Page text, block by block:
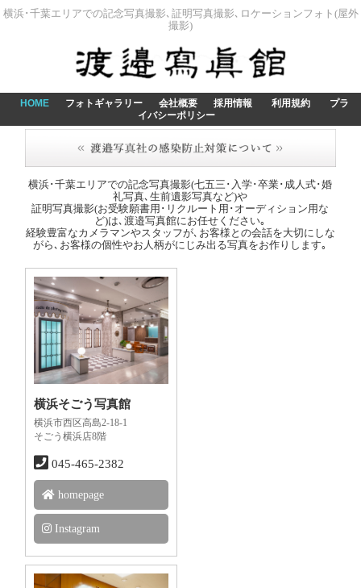
横浜･千葉エリアでの記念写真撮影､証明写真撮影､ロケーションフォト(屋外
撮影)
HOME フォトギャラリー 会社概要 採用情報 利用規約
プラ
イバシーポリシー
横浜･千葉エリアでの記念写真撮影(七五三･入学･卒業･成人式･婚
礼写真､生前遺影写真など)や
証明写真撮影(お受験願書用･リクルート用･オーディション用な
ど)は､渡邉写真館にお任せください｡
経験豊富なカメラマンやスタッフが､お客様との会話を大切にしな
がら､お客様の個性やお人柄がにじみ出る写真をお作りします｡
横浜そごう写真館
横浜市西区高島2-18-1
そごう横浜店8階
045-465-2382
homepage
Instagram